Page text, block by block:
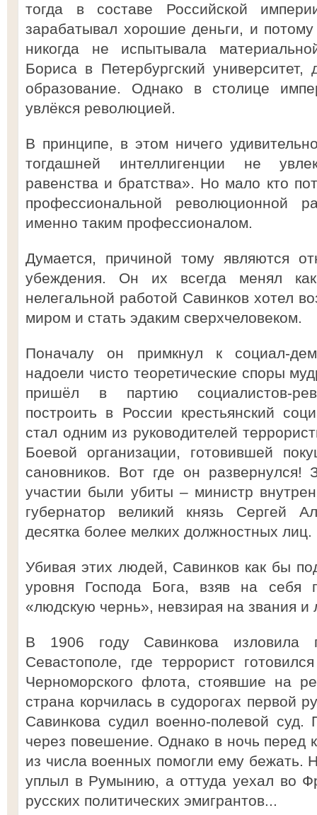
тогда в составе Российской
зарабатывал хорошие деньги, и
никогда не испытывала
Бориса в Петербургский
образование. Однако в столице
увлёкся революцией.
В принципе, в этом ничего
тогдашней интеллигенции не
равенства и братства». Но мало кто
профессиональной революционной
именно таким профессионалом.
Думается, причиной тому являются
убеждения. Он их всегда менял
нелегальной работой Савинков хотел
миром и стать эдаким сверхчеловеком.
Поначалу он примкнул к социал-
надоели чисто теоретические споры
пришёл в партию социалистов-
построить в России крестьянский
стал одним из руководителей
Боевой организации, готовившей
сановников. Вот где он развернулся!
участии были убиты – министр
губернатор великий князь Сергей
десятка более мелких должностных лиц.
Убивая этих людей, Савинков как бы
уровня Господа Бога, взяв на себя
«людскую чернь», невзирая на звания и
В 1906 году Савинкова изловила
Севастополе, где террорист
Черноморского флота, стоявшие на
страна корчилась в судорогах первой
Савинкова судил военно-полевой суд.
через повешение. Однако в ночь перед
из числа военных помогли ему бежать.
уплыл в Румынию, а оттуда уехал во
русских политических эмигрантов...